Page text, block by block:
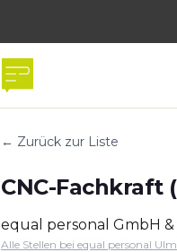
← Zurück zur Liste
CNC-
equal personal GmbH &
Alle Stellen bei equal personal